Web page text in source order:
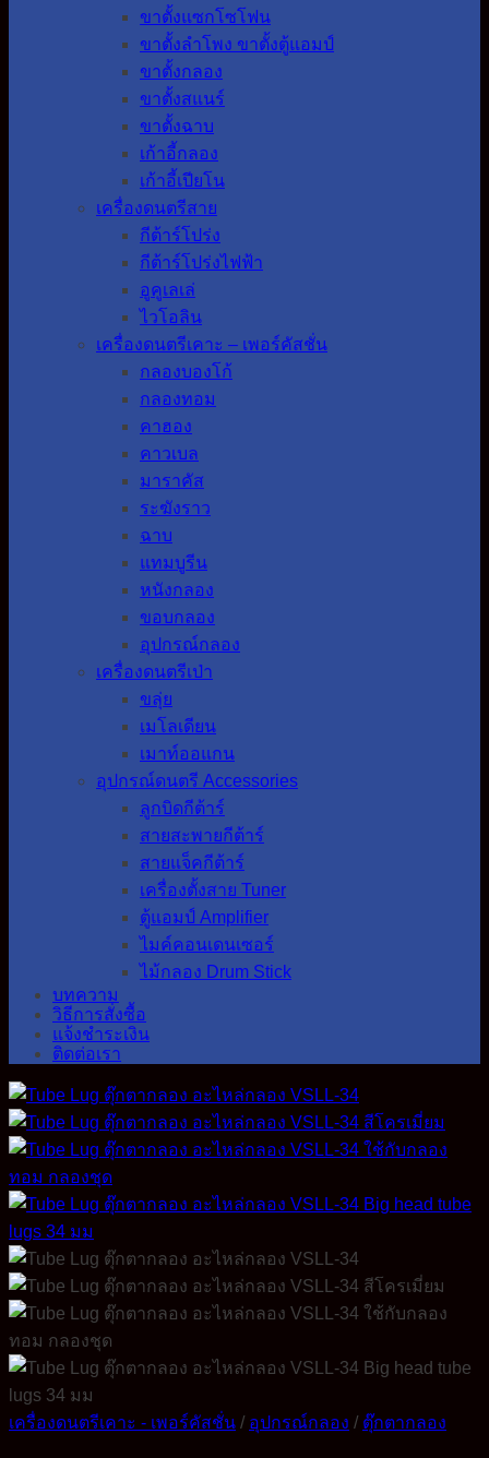
ขาตั้งแซกโซโฟน
ขาตั้งลำโพง ขาตั้งตู้แอมป์
ขาตั้งกลอง
ขาตั้งสแนร์
ขาตั้งฉาบ
เก้าอี้กลอง
เก้าอี้เปียโน
เครื่องดนตรีสาย
กีต้าร์โปร่ง
กีต้าร์โปร่งไฟฟ้า
อูคูเลเล่
ไวโอลิน
เครื่องดนตรีเคาะ – เพอร์คัสชั่น
กลองบองโก้
กลองทอม
คาฮอง
คาวเบล
มาราคัส
ระฆังราว
ฉาบ
แทมบูรีน
หนังกลอง
ขอบกลอง
อุปกรณ์กลอง
เครื่องดนตรีเป่า
ขลุ่ย
เมโลเดียน
เมาท์ออแกน
อุปกรณ์ดนตรี Accessories
ลูกบิดกีต้าร์
สายสะพายกีต้าร์
สายแจ็คกีต้าร์
เครื่องตั้งสาย Tuner
ตู้แอมป์ Amplifier
ไมค์คอนเดนเซอร์
ไม้กลอง Drum Stick
บทความ
วิธีการสั่งซื้อ
แจ้งชำระเงิน
ติดต่อเรา
เครื่องดนตรีเคาะ - เพอร์คัสชั่น / อุปกรณ์กลอง / ตุ๊กตากลอง